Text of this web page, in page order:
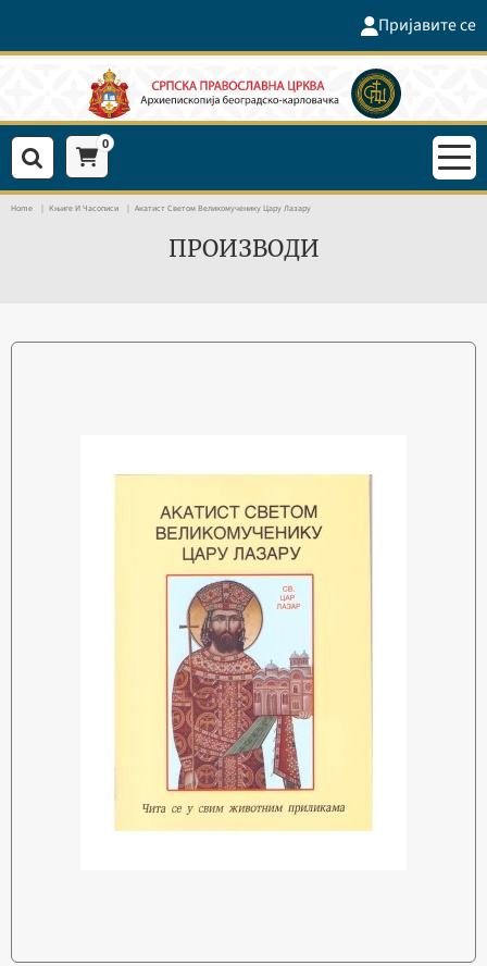
Пријавите се
0
Home Књиге И Часописи Акатист Светом Великомученику Цару Лазару
ПРОИЗВОДИ